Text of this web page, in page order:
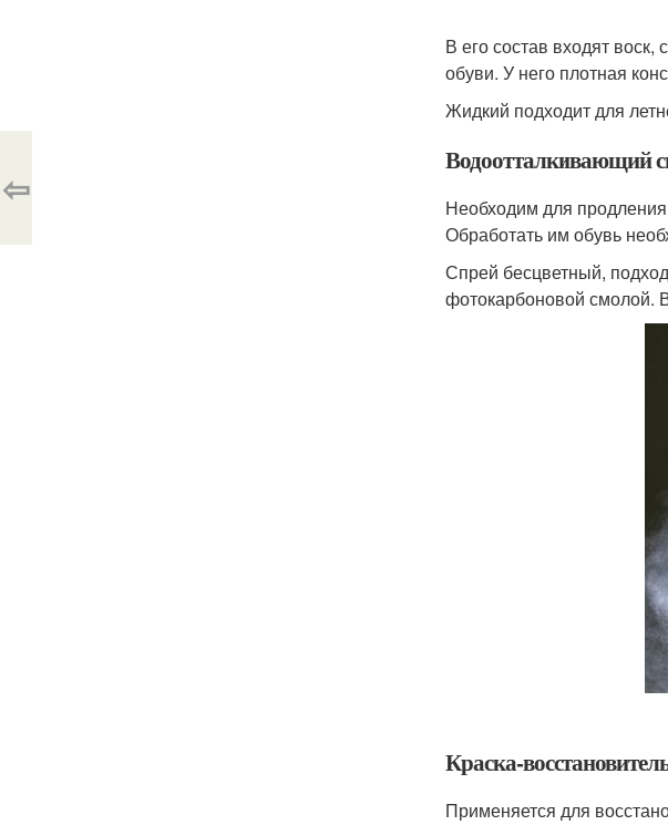
В его состав входят
обуви. У него плотная
Жидкий подходит для
Водоотталкивающий
Необходим для
Обработать им обувь
Спрей бесцветный,
фотокарбоновой смолой.
Краска-
Применяется для
⇦